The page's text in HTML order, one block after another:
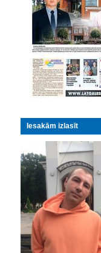
Iesakām izlasīt